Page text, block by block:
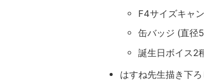
F4サイズキャ
缶バッジ (直径
誕生日ボイス2
はすね先生描き下